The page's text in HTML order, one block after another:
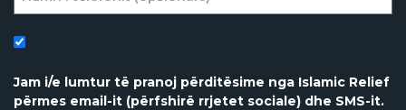
Jam i/e lumtur të pranoj përditësime nga Islamic Relief
përmes email-it (përfshirë rrjetet sociale) dhe SMS-it.